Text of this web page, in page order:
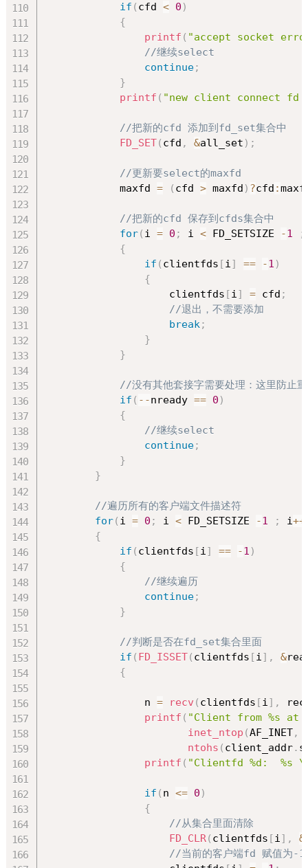
if ( cfd < 0 )
{
printf ( "accept socket
//继续select
continue;
}
printf ( "new client connect fd
//把新的cfd 添加到fd_set集合中
FD_SET( cfd , &all_set ) ;
//更新要select的maxfd
            maxfd
= ( cfd > maxfd ) ?cfd :
//把新的cfd 保存到cfds集合中
for( i = 0 ; i < FD_SETSIZE -1 ;
{
if ( clientfds [i] == -1 )
{
                    clientfds
[i] = cfd ;
//退出，不需要添加
break;
}
}
//没有其他套接字需要处理：这里防止
if ( --nready == 0 )
{
//继续select
continue;
}
}
//遍历所有的客户端文件描述符
for( i = 0 ; i < FD_SETSIZE -1 ; i++
{
if ( clientfds [i] == -1 )
{
//继续遍历
continue;
}
//判断是否在fd_set集合里面
if ( FD_ISSET( clientfds [i] , &
{
                n
= recv ( clientfds [i] ,
printf ( "Client from %s at
inet_ntop (AF_INET,
ntohs ( client_addr.
printf ( "Clientfd %d:  %s
if ( n <= 0 )
{
//从集合里面清除
FD_CLR( clientfds [i] , &
//当前的客户端fd 赋值为-1